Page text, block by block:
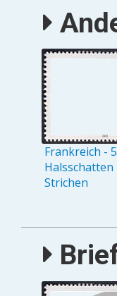
Frankreich -
Halsschatten
Strichen